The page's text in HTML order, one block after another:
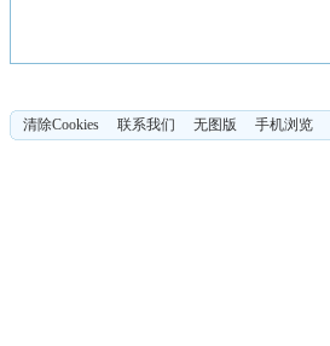
清除Cookies 联系我们 无图版 手机浏览